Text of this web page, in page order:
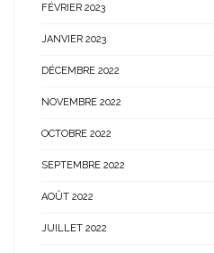
FÉVRIER 2023
JANVIER 2023
DÉCEMBRE 2022
NOVEMBRE 2022
OCTOBRE 2022
SEPTEMBRE 2022
AOÛT 2022
JUILLET 2022